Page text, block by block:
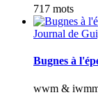
717 mots
Journal de
Bugnes à
wwm &